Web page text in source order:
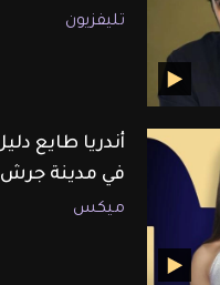
تليفزيون
في مدينة جرش
ميكس